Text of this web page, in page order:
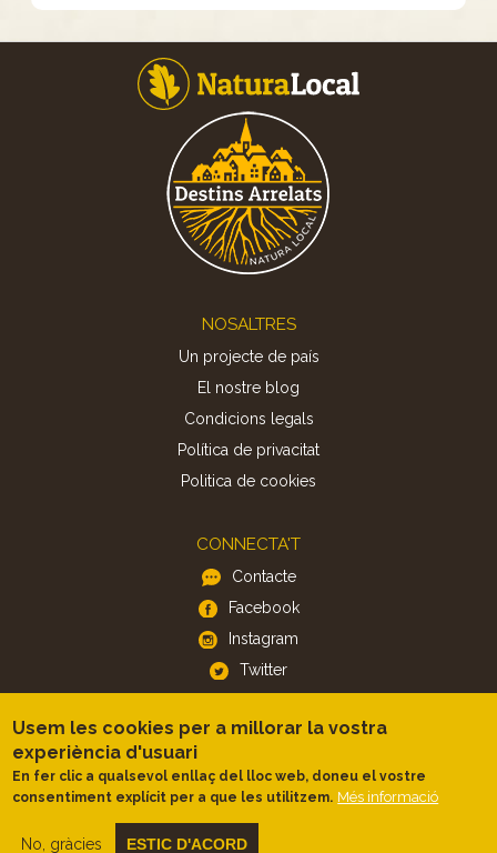
NOSALTRES
Un projecte de país
El nostre blog
Condicions legals
Política de privacitat
Politica de cookies
CONNECTA'T
Contacte
Facebook
Instagram
Twitter
APP
Android
Usem les cookies per a millorar la vostra
experiència d'usuari
En fer clic a qualsevol enllaç del lloc web, doneu el vostre
consentiment explícit per a que les utilitzem. Més informació
No, gràcies ESTIC D'ACORD